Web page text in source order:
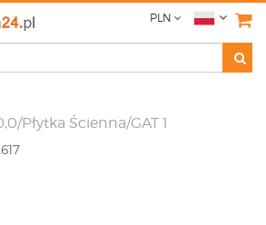
PLN
Płytka Ścienna/GAT 1